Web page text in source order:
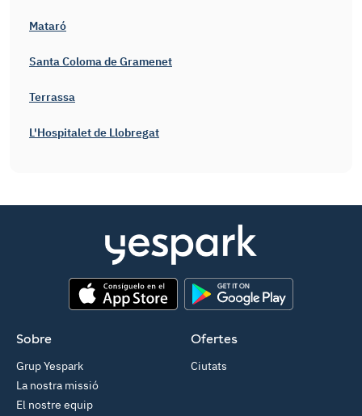
Mataró
Santa Coloma de Gramenet
Terrassa
L'Hospitalet de Llobregat
Sobre
Grup Yespark
La nostra missió
El nostre equip
Ofertes
Ciutats